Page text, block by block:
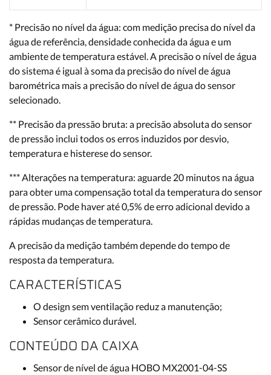
* Precisão no nível da água: com medição precisa do nível da
água de referência, densidade conhecida da água e um
ambiente de temperatura estável. A precisão o nível de água
do sistema é igual à soma da precisão do nível de água
barométrica mais a precisão do nível de água do sensor
selecionado.
** Precisão da pressão bruta: a precisão absoluta do sensor
de pressão inclui todos os erros induzidos por desvio,
temperatura e histerese do sensor.
*** Alterações na temperatura: aguarde 20 minutos na água
para obter uma compensação total da temperatura do sensor
de pressão. Pode haver até 0,5% de erro adicional devido a
rápidas mudanças de temperatura.
A precisão da medição também depende do tempo de
resposta da temperatura.
CARACTERÍSTICAS
O design sem ventilação reduz a manutenção;
Sensor cerâmico durável.
CONTEÚDO DA CAIXA
Sensor de nível de água HOBO MX2001-04-SS